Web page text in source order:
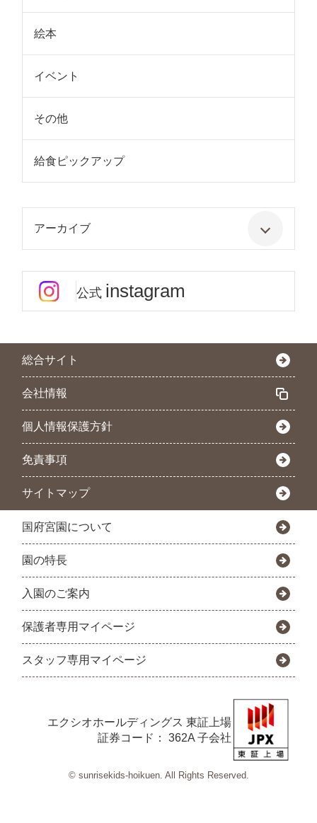
絵本
イベント
その他
給食ピックアップ
アーカイブ
公式 instagram
総合サイト
会社情報
個人情報保護方針
免責事項
サイトマップ
国府宮園について
園の特長
入園のご案内
保護者専用マイページ
スタッフ専用マイページ
エクシオホールディングス 東証上場
証券コード： 362A 子会社
© sunrisekids-hoikuen. All Rights Reserved.